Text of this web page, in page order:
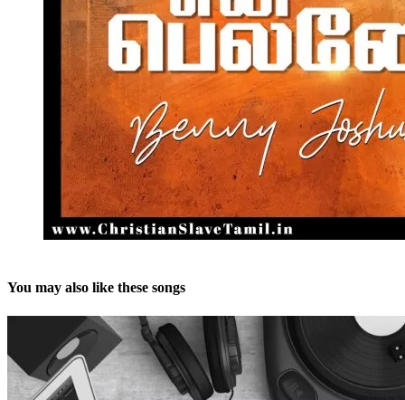
You may also like these songs